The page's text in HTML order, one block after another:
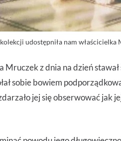
udostępniła nam właścicielka
z dnia na dzień stawał
sobie bowiem
jej się obserwować jak